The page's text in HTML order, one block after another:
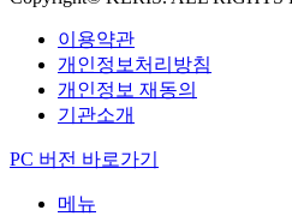
이용약관
개인정보처리방침
개인정보 재동의
기관소개
PC 버전 바로가기
메뉴